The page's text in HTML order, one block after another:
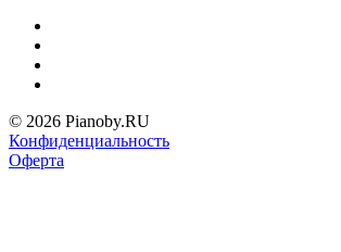
© 2026 Pianoby.RU
Конфиденциальность
Оферта